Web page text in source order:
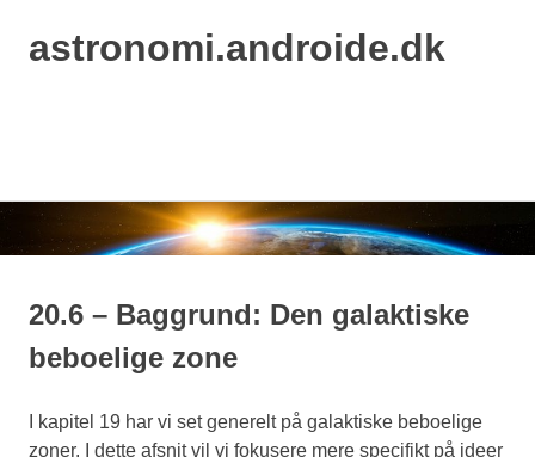
Skip
astronomi.androide.dk
20.6 – Baggrund: Den galaktiske
beboelige zone
I kapitel 19 har vi set generelt på galaktiske beboelige
zoner. I dette afsnit vil vi fokusere mere specifikt på ideer